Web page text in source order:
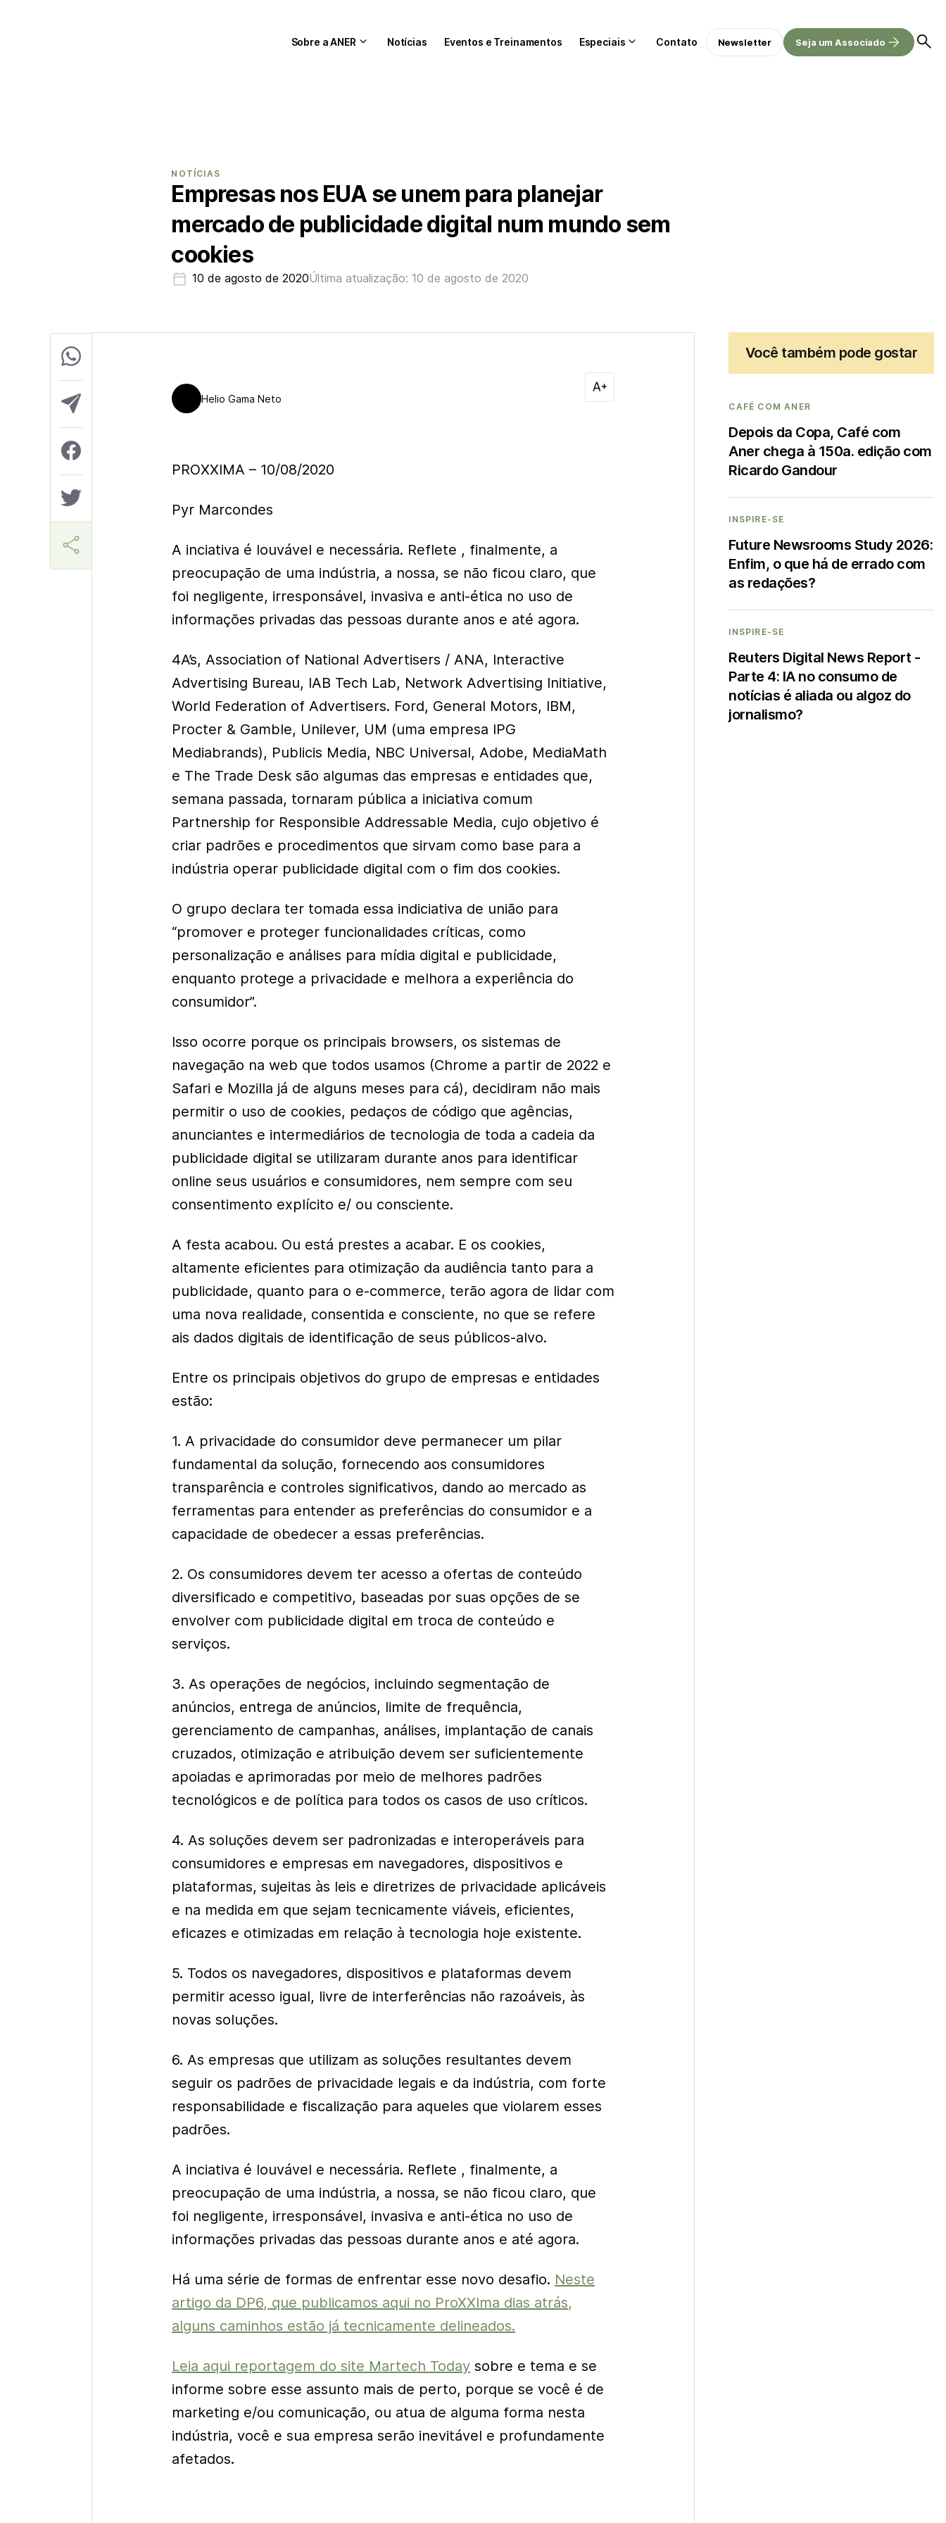
Sobre a ANER Notícias Eventos e Treinamentos Especiais Contato Newsletter Seja um Associado
NOTÍCIAS
Empresas nos EUA se unem para planejar
mercado de publicidade digital num mundo sem
cookies
10 de agosto de 2020Última atualização: 10 de agosto de 2020
Helio Gama Neto
PROXXIMA – 10/08/2020
Pyr Marcondes
A inciativa é louvável e necessária. Reflete , finalmente, a
preocupação de uma indústria, a nossa, se não ficou claro, que
foi negligente, irresponsável, invasiva e anti-ética no uso de
informações privadas das pessoas durante anos e até agora.
4A’s, Association of National Advertisers / ANA, Interactive
Advertising Bureau, IAB Tech Lab, Network Advertising Initiative,
World Federation of Advertisers. Ford, General Motors, IBM,
Procter & Gamble, Unilever, UM (uma empresa IPG
Mediabrands), Publicis Media, NBC Universal, Adobe, MediaMath
e The Trade Desk são algumas das empresas e entidades que,
semana passada, tornaram pública a iniciativa comum
Partnership for Responsible Addressable Media, cujo objetivo é
criar padrões e procedimentos que sirvam como base para a
indústria operar publicidade digital com o fim dos cookies.
O grupo declara ter tomada essa indiciativa de união para
“promover e proteger funcionalidades críticas, como
personalização e análises para mídia digital e publicidade,
enquanto protege a privacidade e melhora a experiência do
consumidor”.
Isso ocorre porque os principais browsers, os sistemas de
navegação na web que todos usamos (Chrome a partir de 2022 e
Safari e Mozilla já de alguns meses para cá), decidiram não mais
permitir o uso de cookies, pedaços de código que agências,
anunciantes e intermediários de tecnologia de toda a cadeia da
publicidade digital se utilizaram durante anos para identificar
online seus usuários e consumidores, nem sempre com seu
consentimento explícito e/ ou consciente.
A festa acabou. Ou está prestes a acabar. E os cookies,
altamente eficientes para otimização da audiência tanto para a
publicidade, quanto para o e-commerce, terão agora de lidar com
uma nova realidade, consentida e consciente, no que se refere
ais dados digitais de identificação de seus públicos-alvo.
Entre os principais objetivos do grupo de empresas e entidades
estão:
1. A privacidade do consumidor deve permanecer um pilar
fundamental da solução, fornecendo aos consumidores
transparência e controles significativos, dando ao mercado as
ferramentas para entender as preferências do consumidor e a
capacidade de obedecer a essas preferências.
2. Os consumidores devem ter acesso a ofertas de conteúdo
diversificado e competitivo, baseadas por suas opções de se
envolver com publicidade digital em troca de conteúdo e
serviços.
3. As operações de negócios, incluindo segmentação de
anúncios, entrega de anúncios, limite de frequência,
gerenciamento de campanhas, análises, implantação de canais
cruzados, otimização e atribuição devem ser suficientemente
apoiadas e aprimoradas por meio de melhores padrões
tecnológicos e de política para todos os casos de uso críticos.
4. As soluções devem ser padronizadas e interoperáveis ​​para
consumidores e empresas em navegadores, dispositivos e
plataformas, sujeitas às leis e diretrizes de privacidade aplicáveis ​​
e na medida em que sejam tecnicamente viáveis, eficientes,
eficazes e otimizadas em relação à tecnologia hoje existente.
5. Todos os navegadores, dispositivos e plataformas devem
permitir acesso igual, livre de interferências não razoáveis, às
novas soluções.
6. As empresas que utilizam as soluções resultantes devem
seguir os padrões de privacidade legais e da indústria, com forte
responsabilidade e fiscalização para aqueles que violarem esses
padrões.
A inciativa é louvável e necessária. Reflete , finalmente, a
preocupação de uma indústria, a nossa, se não ficou claro, que
foi negligente, irresponsável, invasiva e anti-ética no uso de
informações privadas das pessoas durante anos e até agora.
Há uma série de formas de enfrentar esse novo desafio. Neste
artigo da DP6, que publicamos aqui no ProXXIma dias atrás,
alguns caminhos estão já tecnicamente delineados.
Leia aqui reportagem do site Martech Today sobre e tema e se
informe sobre esse assunto mais de perto, porque se você é de
marketing e/ou comunicação, ou atua de alguma forma nesta
indústria, você e sua empresa serão inevitável e profundamente
afetados.
Você também pode gostar
CAFÉ COM ANER
Depois da Copa, Café com
Aner chega à 150a. edição com
Ricardo Gandour
INSPIRE-SE
Future Newsrooms Study 2026:
Enfim, o que há de errado com
as redações?
INSPIRE-SE
Reuters Digital News Report -
Parte 4: IA no consumo de
notícias é aliada ou algoz do
jornalismo?